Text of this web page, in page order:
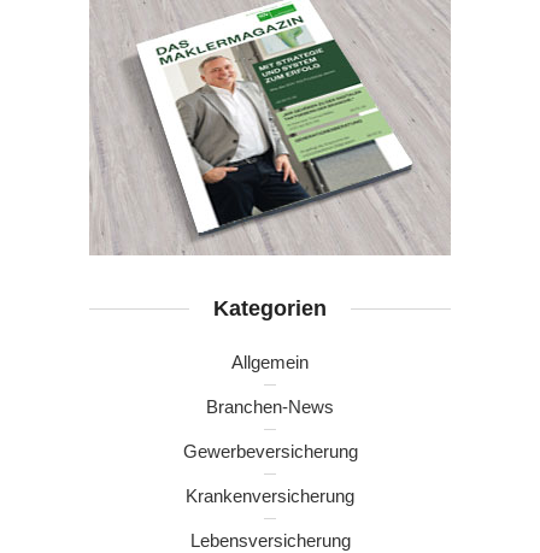
Kategorien
Allgemein
Branchen-News
Gewerbeversicherung
Krankenversicherung
Lebensversicherung